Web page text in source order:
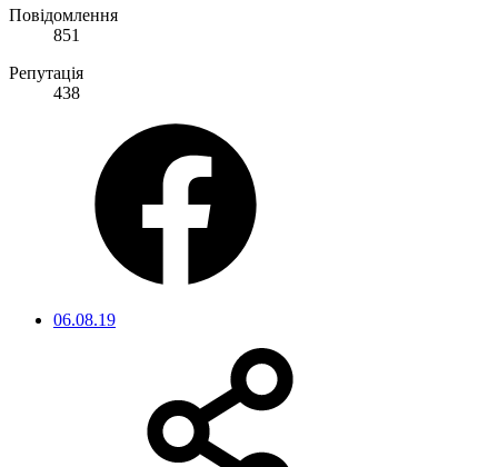
Повідомлення
851
Репутація
438
06.08.19